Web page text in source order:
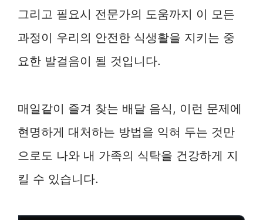
그리고 필요시 전문가의 도움까지 이 모든
과정이 우리의 안전한 식생활을 지키는 중
요한 발걸음이 될 것입니다.
매일같이 즐겨 찾는 배달 음식, 이런 문제에
현명하게 대처하는 방법을 익혀 두는 것만
으로도 나와 내 가족의 식탁을 건강하게 지
킬 수 있습니다.